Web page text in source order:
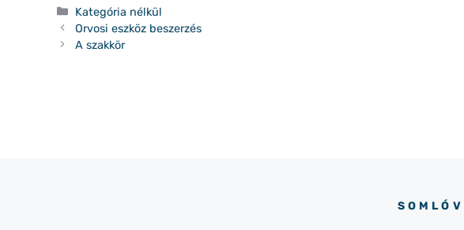
Kategória
Kategória nélkül
Orvosi eszköz beszerzés
A szakkör